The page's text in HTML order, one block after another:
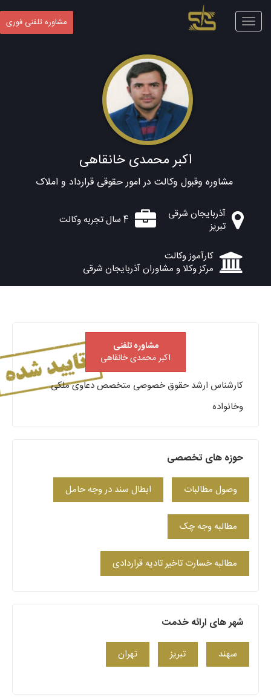
Toggle
navigation
مشاوره تلفنی فوری
اکبر محمدی خانقاهی
مشاوره وقبول وکالت در امور حقوقی قرارداد و املاک
آذربایجان شرقی
تبریز
4 سال تجربه وکالت
کارآموز وکالت
مرکز وکلا و مشاوران آذربایجان شرقی
مشاوره تلفنی
اکبر محمدی خانقاهی
کارشناس ارشد حقوق خصوصی متخصص دعاوی ملکی
وخانواده
حوزه های تخصصی
وصول مطالبات ابطال سند در وجه حامل
مطالبه وجه چک
مطالبه خسارت تاخیر تادیه قراردادی
شهر های ارائه خدمت
سهند تبریز تهران